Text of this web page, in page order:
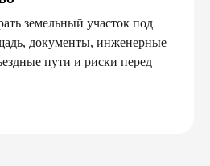
земельный участок под
документы, инженерные
пути и риски перед